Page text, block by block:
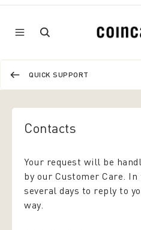
QUICK SUPPORT
Contacts
Your request will be
by our Customer Care.
several days to reply to
way.